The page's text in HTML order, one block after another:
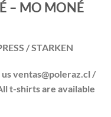
– MO MONÉ
/ STARKEN
ventas@poleraz.cl /
t-shirts are available